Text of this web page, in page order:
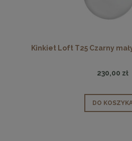
Kinkiet Loft T25 Czarny
230,00 zł
DO